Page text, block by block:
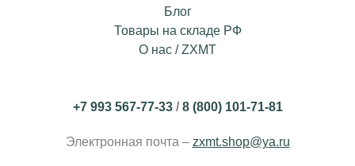
Блог
Товары на складе РФ
О нас / ZXMT
+7 993 567-77-33/8 (800) 101-71-81
Электронная почта – zxmt.shop@ya.ru